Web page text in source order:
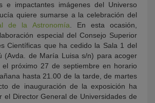
e impactantes imágenes del Universo
quiere sumarse a la celebración del
de la Astronomía. En esta ocasión,
especial del Consejo Superior
Científicas que ha cedido la Sala 1 del
(Avda. de María Luisa s/n) para acoger
próximo 27 de septiembre en horario
hasta 21.00 de la tarde, de martes
de inauguración de la exposición ha
el Director General de Universidades de